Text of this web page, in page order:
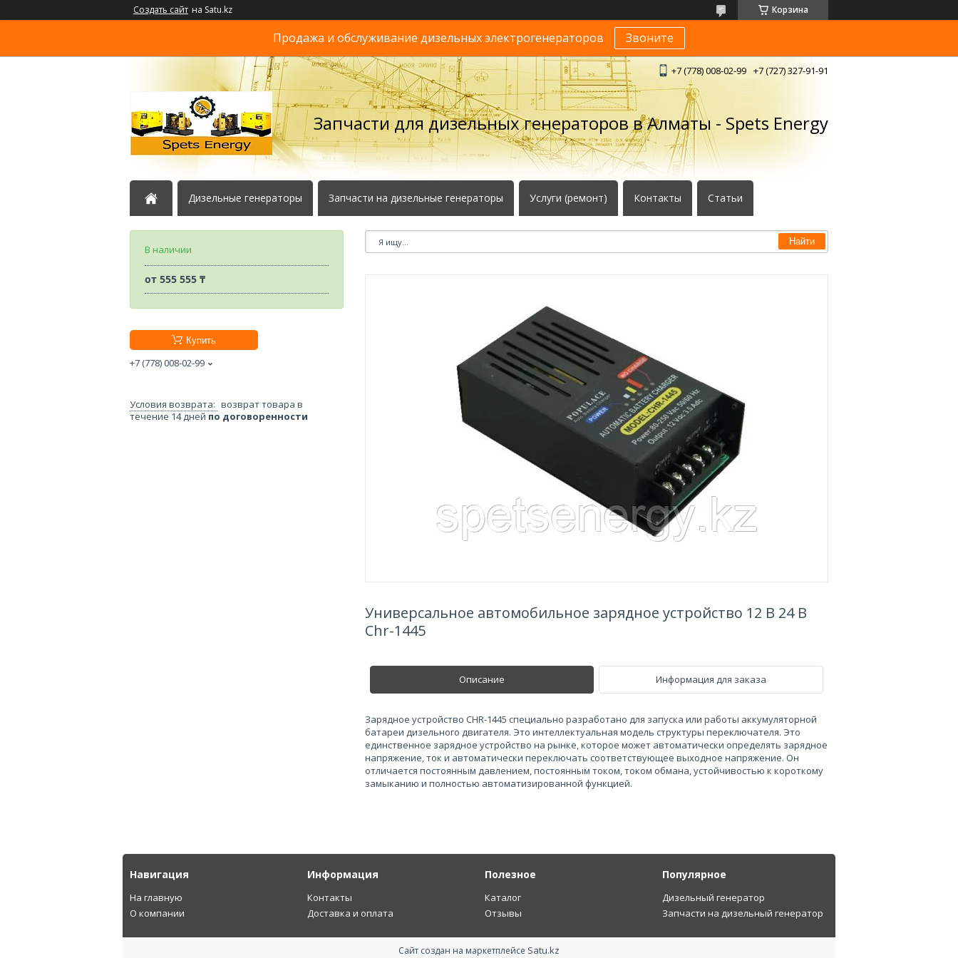
Создать сайт на Satu.kz Корзина
Продажа и обслуживание дизельных электрогенераторов Звоните
+7 (778) 008-02-99 +7 (727) 327-91-91
Запчасти для дизельных генераторов в Алматы - Spets Energy
Дизельные генераторы Запчасти на дизельные генераторы Услуги (ремонт) Контакты Статьи
Найти
Универсальное автомобильное зарядное устройство 12 В 24 В
Chr-1445
Описание Информация для заказа
Зарядное устройство CHR-1445 специально разработано для запуска или работы аккумуляторной
батареи дизельного двигателя. Это интеллектуальная модель структуры переключателя. Это
единственное зарядное устройство на рынке, которое может автоматически определять зарядное
напряжение, ток и автоматически переключать соответствующее выходное напряжение. Он
отличается постоянным давлением, постоянным током, током обмана, устойчивостью к короткому
замыканию и полностью автоматизированной функцией.
В наличии
от 555 555 ₸
Купить
+7 (778) 008-02-99
возврат товара в
течение 14 дней по договоренности
Навигация
На главную
О компании
Информация
Контакты
Доставка и оплата
Полезное
Каталог
Отзывы
Популярное
Дизельный генератор
Запчасти на дизельный генератор
Сайт создан на маркетплейсе Satu.kz